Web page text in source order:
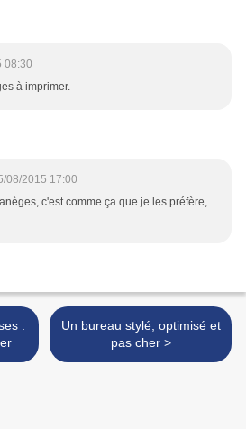
08:30
à imprimer.
08/2015 17:00
c'est comme ça que je les préfère,
Un bureau stylé, optimisé et
pas cher >